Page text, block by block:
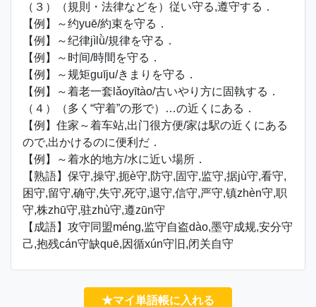
（３）（規則・法律などを）従い守る,遵守する．
【例】～约yuē/約束を守る．
【例】～纪律jìlǜ/規律を守る．
【例】～时间/時間を守る．
【例】～规矩guīju/きまりを守る．
【例】～着老一套lǎoyītào/古いやり方に固執する．
（４）（多く“守着”の形で）…の近くにある．
【例】住家～着车站,出门很方便/家は駅の近くにある
ので,出かけるのに便利だ．
【例】～着水的地方/水に近い場所．
【熟語】保守,操守,扼è守,防守,固守,监守,据jù守,看守,
困守,留守,确守,失守,死守,退守,信守,严守,镇zhèn守,职
守,株zhū守,驻zhù守,遵zūn守
【成語】攻守同盟méng,监守自盗dào,墨守成规,安分守
己,抱残cán守缺quē,因循xún守旧,闭关自守
★マイ単語帳に入れる